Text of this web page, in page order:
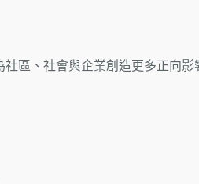
區、社會與企業創造更多正向